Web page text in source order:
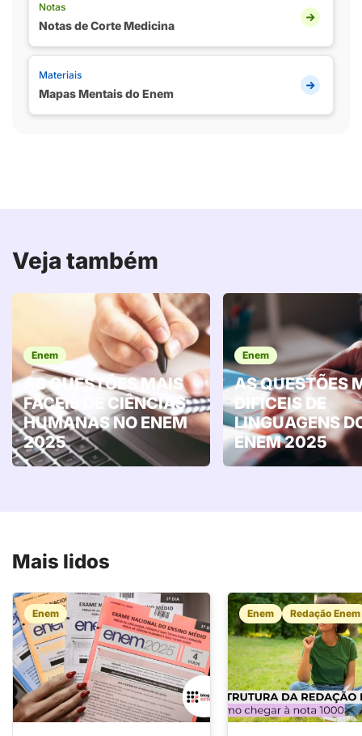
Notas
Notas de Corte Medicina
Materiais
Mapas Mentais do Enem
Veja também
Enem
AS QUESTÕES MAIS
FÁCEIS DE CIÊNCIAS
HUMANAS NO ENEM
2025
Enem
AS QUESTÕES
DIFÍCEIS DE
LINGUAGENS
ENEM 2025
Mais lidos
Enem Enem Redação Enem